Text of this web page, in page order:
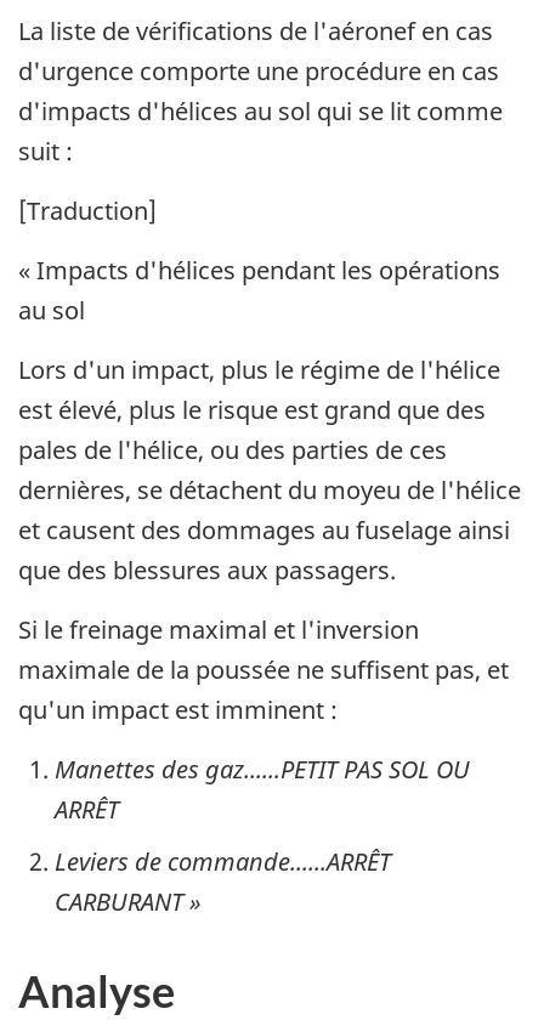
La liste de vérifications de l'aéronef en cas
d'urgence comporte une procédure en cas
d'impacts d'hélices au sol qui se lit comme
suit :
[Traduction]
« Impacts d'hélices pendant les opérations
au sol
Lors d'un impact, plus le régime de l'hélice
est élevé, plus le risque est grand que des
pales de l'hélice, ou des parties de ces
dernières, se détachent du moyeu de l'hélice
et causent des dommages au fuselage ainsi
que des blessures aux passagers.
Si le freinage maximal et l'inversion
maximale de la poussée ne suffisent pas, et
qu'un impact est imminent :
Manettes des gaz......PETIT PAS SOL OU
ARRÊT
Leviers de commande......ARRÊT
CARBURANT »
Analyse